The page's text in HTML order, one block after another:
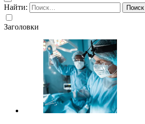
Найти:
Заголовки